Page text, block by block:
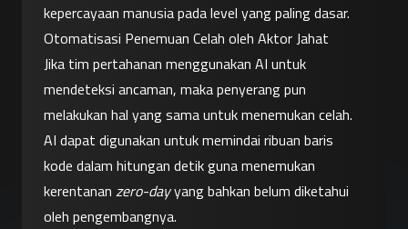
kepercayaan manusia pada level yang paling dasar.
Otomatisasi Penemuan Celah oleh Aktor Jahat
Jika tim pertahanan menggunakan AI untuk
mendeteksi ancaman, maka penyerang pun
melakukan hal yang sama untuk menemukan celah.
AI dapat digunakan untuk memindai ribuan baris
kode dalam hitungan detik guna menemukan
kerentanan zero-day yang bahkan belum diketahui
oleh pengembangnya.